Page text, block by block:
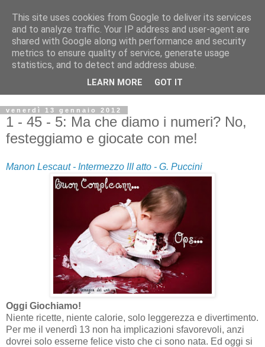
venerdì 13 gennaio 2012
1 - 45 - 5: Ma che diamo i numeri? No,
festeggiamo e giocate con me!
Manon Lescaut - Intermezzo III atto - G. Puccini
Oggi Giochiamo!
Niente ricette, niente calorie, solo leggerezza e divertimento.
Per me il venerdì 13 non ha implicazioni sfavorevoli, anzi
dovrei solo esserne felice visto che ci sono nata. Ed oggi si
This site uses cookies from Google to deliver its services
and to analyze traffic. Your IP address and user-agent are
shared with Google along with performance and security
metrics to ensure quality of service, generate usage
statistics, and to detect and address abuse.
LEARN MORE GOT IT